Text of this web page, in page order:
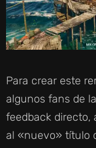
Para crear este
algunos fans de
feedback directo,
al «nuevo» título